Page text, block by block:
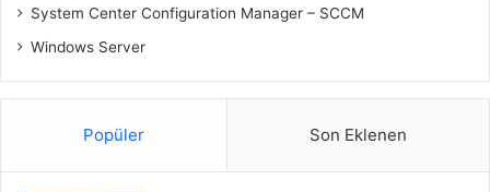
System Center Configuration Manager – SCCM
Windows Server
Popüler Son Eklenen